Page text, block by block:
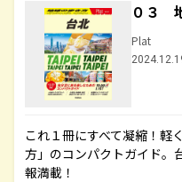
０３
Plat
これ１冊にすべて凝縮！軽
方」のコンパクトガイド。
報満載！